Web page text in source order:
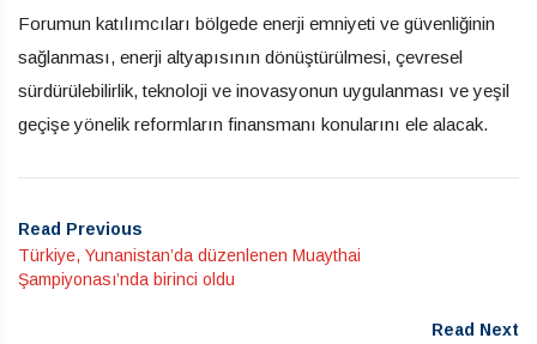
Forumun katılımcıları bölgede enerji emniyeti ve güvenliğinin
sağlanması, enerji altyapısının dönüştürülmesi, çevresel
sürdürülebilirlik, teknoloji ve inovasyonun uygulanması ve yeşil
geçişe yönelik reformların finansmanı konularını ele alacak.
Read Previous
Türkiye, Yunanistan’da düzenlenen Muaythai
Şampiyonası’nda birinci oldu
Read Next